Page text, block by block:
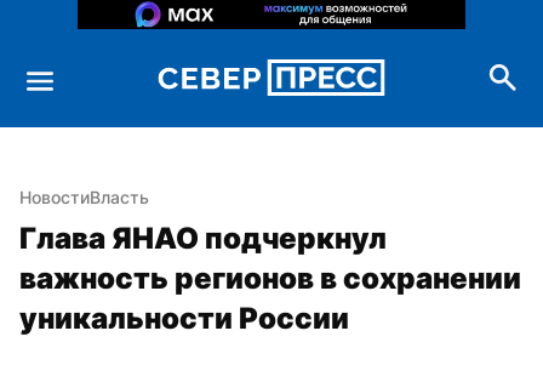
НовостиВласть
Глава ЯНАО подчеркнул
важность регионов в сохранении
уникальности России